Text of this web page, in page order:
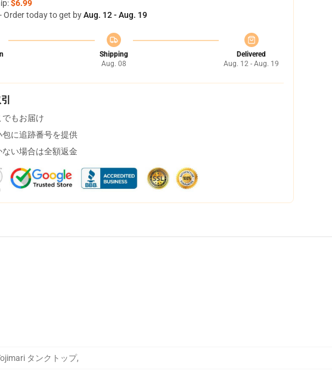
$6.99
Order today to get byAug. 12 - Aug. 19
Shipping
Aug. 08
Delivered
Aug. 12 - Aug. 19
もお届け
包に追跡番号を提供
い場合は全額返金
タンクトップ,